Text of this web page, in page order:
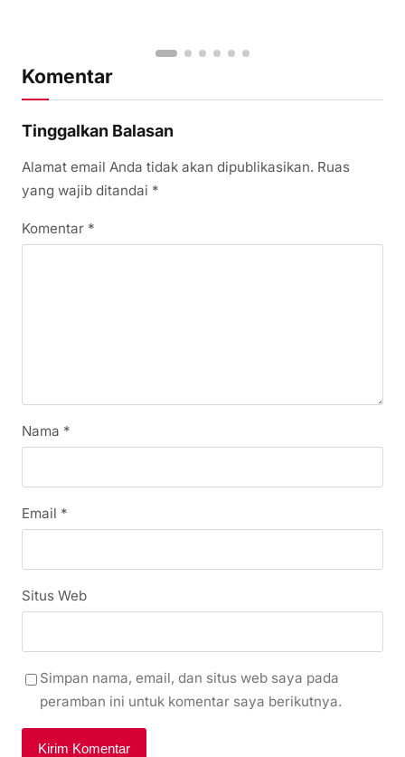
Komentar
Tinggalkan Balasan
Alamat email Anda tidak akan dipublikasikan. Ruas
yang wajib ditandai *
Komentar *
Nama *
Email *
Situs Web
Simpan nama, email, dan situs web saya pada
peramban ini untuk komentar saya berikutnya.